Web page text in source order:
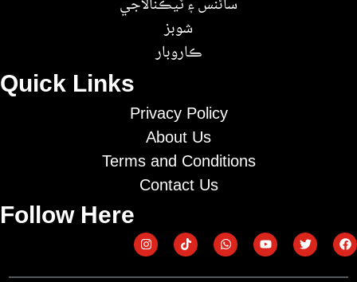
Quick Links
Privacy Policy
About Us
Terms and Conditions
Contact Us
Follow Here
سائنس ۽ ٽيڪنالاجي
شوبز
ڪاروبار